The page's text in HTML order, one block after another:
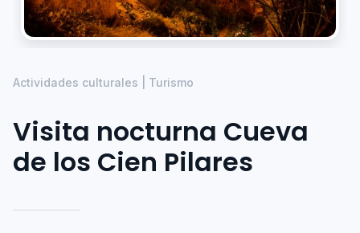
Actividades culturales | Turismo
Visita nocturna Cueva
de los Cien Pilares